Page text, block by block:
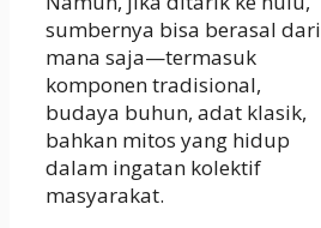
sumbernya bisa berasal dari
mana saja—termasuk
komponen tradisional,
budaya buhun, adat klasik,
bahkan mitos yang hidup
dalam ingatan kolektif
masyarakat.